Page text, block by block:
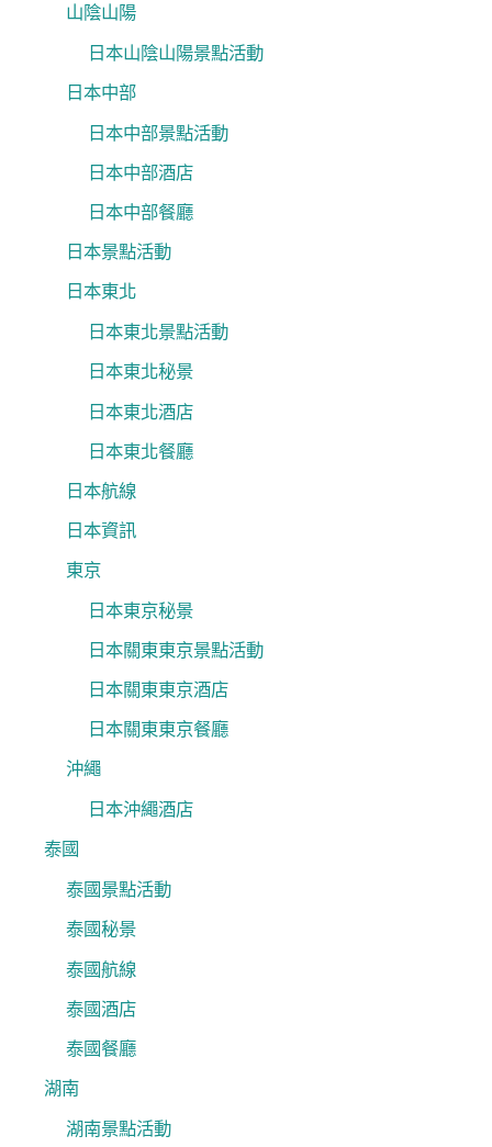
山陰山陽
日本山陰山陽景點活動
日本中部
日本中部景點活動
日本中部酒店
日本中部餐廳
日本景點活動
日本東北
日本東北景點活動
日本東北秘景
日本東北酒店
日本東北餐廳
日本航線
日本資訊
東京
日本東京秘景
日本關東東京景點活動
日本關東東京酒店
日本關東東京餐廳
沖繩
日本沖繩酒店
泰國
泰國景點活動
泰國秘景
泰國航線
泰國酒店
泰國餐廳
湖南
湖南景點活動